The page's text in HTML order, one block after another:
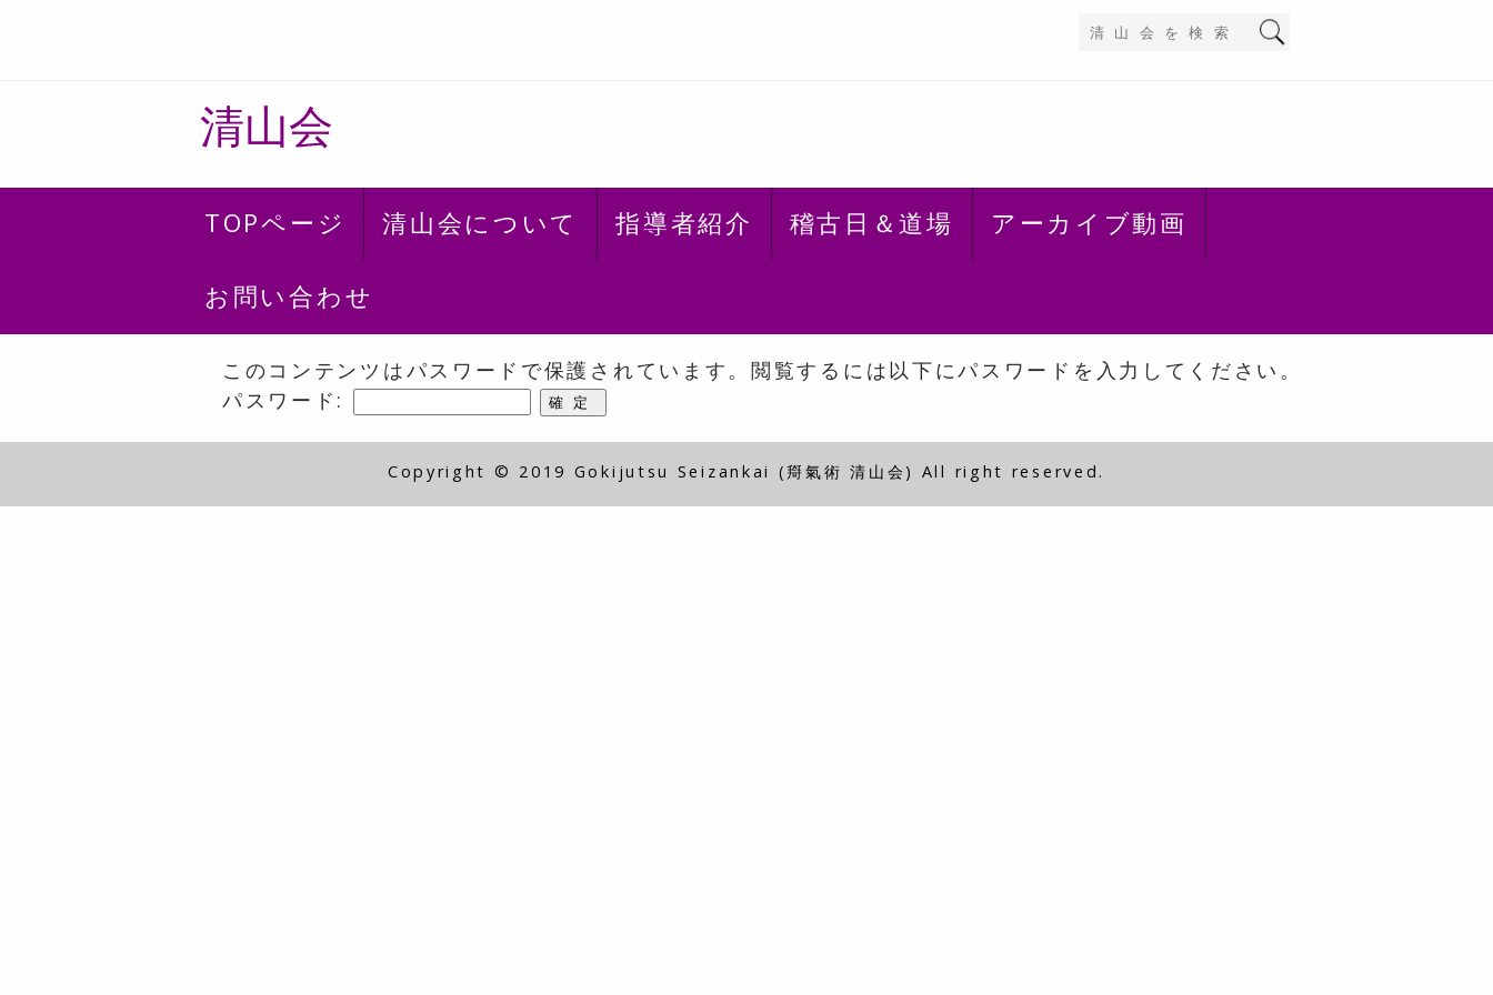
清山会
TOPページ 清山会について 指導者紹介 稽古日＆道場 アーカイブ動画
お問い合わせ
このコンテンツはパスワードで保護されています。閲覧するには以下にパスワードを入力してください。
パスワード:
Copyright © 2019 Gokijutsu Seizankai (搿氣術 清山会) All right reserved.